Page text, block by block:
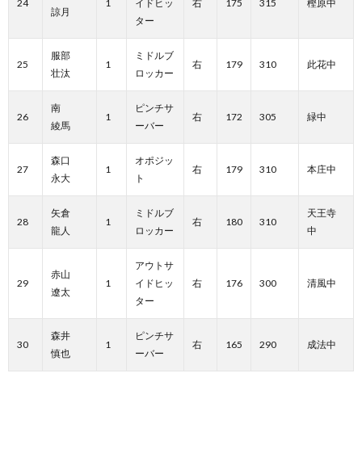
24
諒月
1
イドヒッ
ター
右 175 315 樫原中
25
服部
壮汰
1
ミドルブ
ロッカー
右 179 310 此花中
26
南
綾馬
1
ピンチサ
ーバー
右 172 305 緑中
27
森口
永大
1
オポジッ
ト
右 179 310 本庄中
28
矢倉
龍人
1
ミドルブ
ロッカー
右 180 310
天王寺
中
29
赤山
遼太
1
アウトサ
イドヒッ
ター
右 176 300 清風中
30
森井
慎也
1
ピンチサ
ーバー
右 165 290 成法中